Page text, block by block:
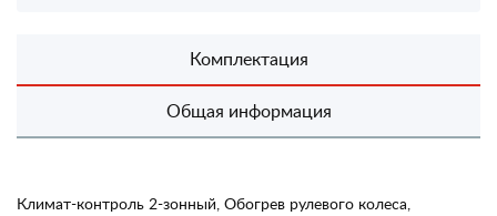
Комплектация
Общая информация
Климат-контроль 2-зонный, Обогрев рулевого колеса,